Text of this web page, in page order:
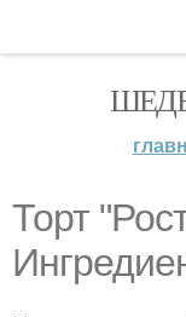
Торт